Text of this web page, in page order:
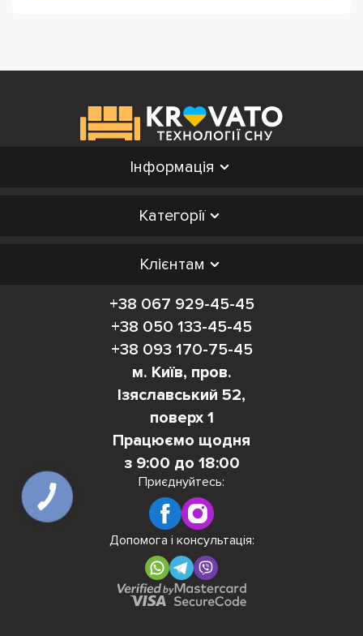
Інформація
Категорії
Клієнтам
+38 067 929-45-45
+38 050 133-45-45
+38 093 170-75-45
м. Київ, пров.
Ізяславський 52,
поверх 1
Працюємо щодня
з 9:00 до 18:00
Приєднуйтесь:
Допомога і консультація:
КНОПКА
ЗВ'ЯЗКУ